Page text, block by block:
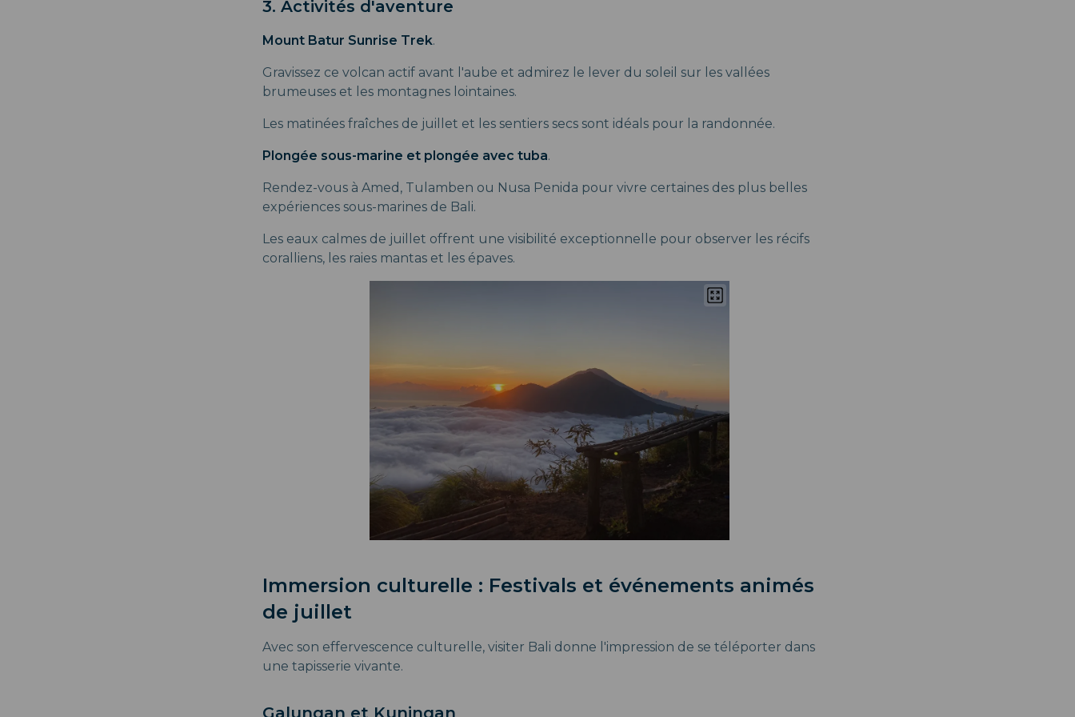
3. Activités d'aventure
Mount Batur Sunrise Trek.
Gravissez ce volcan actif avant l'aube et admirez le lever du soleil sur les vallées
brumeuses et les montagnes lointaines.
Les matinées fraîches de juillet et les sentiers secs sont idéals pour la randonnée.
Plongée sous-marine et plongée avec tuba.
Rendez-vous à Amed, Tulamben ou Nusa Penida pour vivre certaines des plus belles
expériences sous-marines de Bali.
Les eaux calmes de juillet offrent une visibilité exceptionnelle pour observer les récifs
coralliens, les raies mantas et les épaves.
Immersion culturelle : Festivals et événements animés
de juillet
Avec son effervescence culturelle, visiter Bali donne l'impression de se téléporter dans
une tapisserie vivante.
Galungan et Kuningan